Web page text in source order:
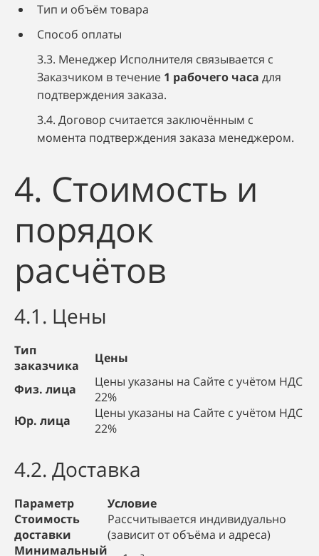
Тип и объём товара
Способ оплаты
3.3. Менеджер Исполнителя связывается с
Заказчиком в течение 1 рабочего часа для
подтверждения заказа.
3.4. Договор считается заключённым с
момента подтверждения заказа менеджером.
4. Стоимость и
порядок
расчётов
4.1. Цены
Тип
заказчика
Цены
Физ. лица
Цены указаны на Сайте с учётом НДС
22%
Юр. лица
Цены указаны на Сайте с учётом НДС
22%
4.2. Доставка
Параметр
Условие
Стоимость
доставки
Рассчитывается индивидуально
(зависит от объёма и адреса)
Минимальный